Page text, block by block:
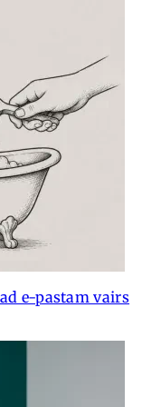
e-pastam vairs